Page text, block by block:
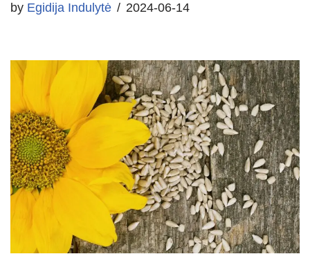
by Egidija Indulytė 2024-06-14